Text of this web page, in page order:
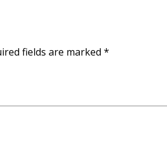
fields are marked *